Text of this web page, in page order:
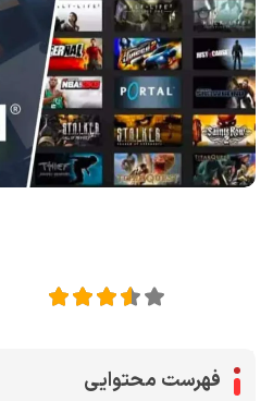
فهرست محتوایی